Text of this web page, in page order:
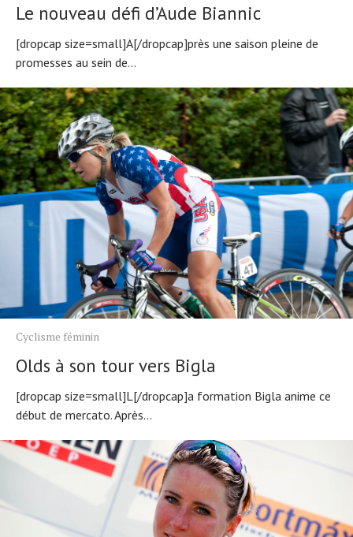
Le nouveau défi d’Aude Biannic
[dropcap size=small]A[/dropcap]près une saison pleine de
promesses au sein de...
Cyclisme féminin
Olds à son tour vers Bigla
[dropcap size=small]L[/dropcap]a formation Bigla anime ce
début de mercato. Après...